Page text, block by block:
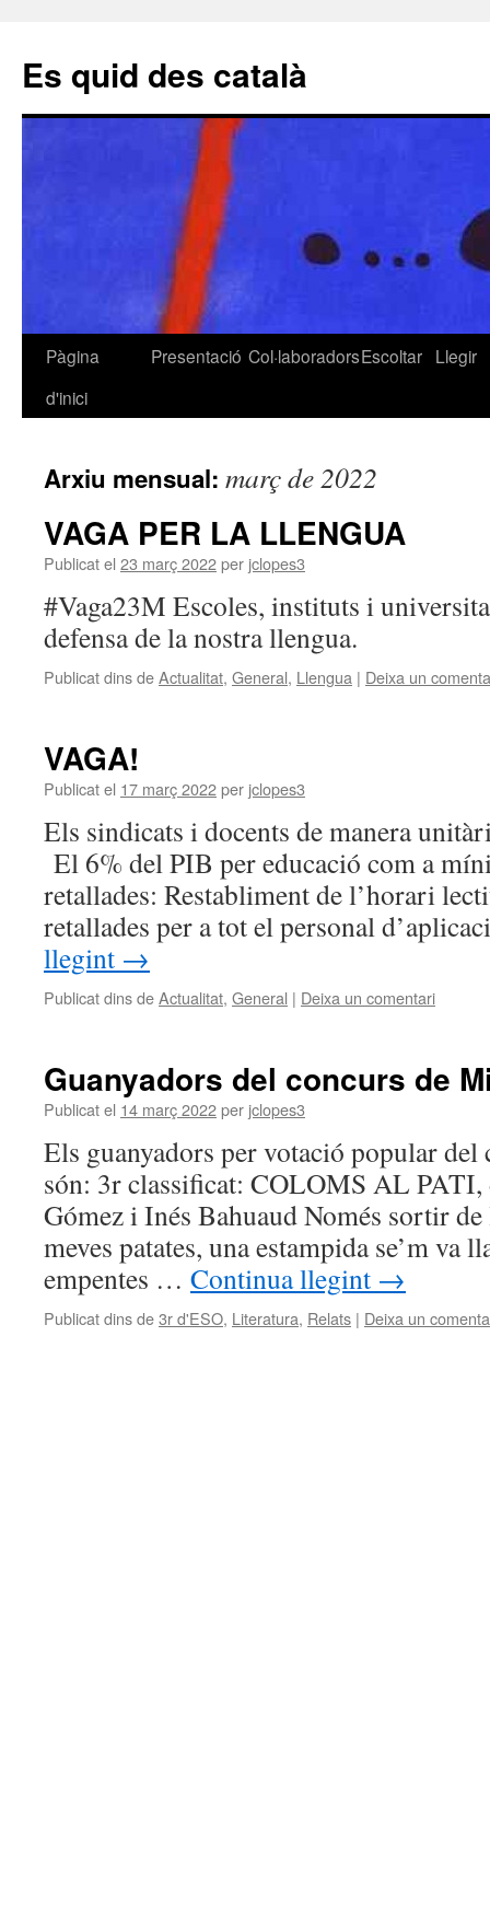
Es quid des català
Vés
Pàgina
d'inici
Presentació Col·laboradorsEscoltar Llegir
Arxiu mensual: març de 2022
VAGA PER LA LLENGUA
Publicat el 23 març 2022per jclopes3
#Vaga23M Escoles, instituts i
defensa de la nostra llengua.
Publicat dins deActualitat, General, Llengua | Deixa un
VAGA!
Publicat el 17 març 2022per jclopes3
Els sindicats i docents de manera
El 6% del PIB per educació com a
retallades: Restabliment de l’horari
retallades per a tot el personal
llegint →
Publicat dins deActualitat, General | Deixa un comentari
Guanyadors del concurs de
Publicat el 14 març 2022per jclopes3
Els guanyadors per votació popular
són: 3r classificat: COLOMS AL
Gómez i Inés Bahuaud Només sortir
meves patates, una estampida se’m va
empentes … Continua llegint →
Publicat dins de3r d'ESO, Literatura, Relats | Deixa un